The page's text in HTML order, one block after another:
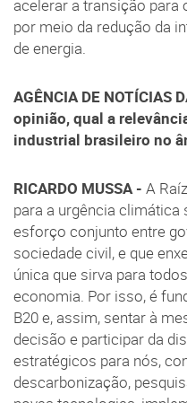
acelerar a transição para
por meio da redução da
de energia.
AGÊNCIA DE NOTÍCIAS
opinião, qual a
industrial brasileiro no
RICARDO MUSSA - A
para a urgência climática
esforço conjunto entre
sociedade civil, e que
única que sirva para
economia. Por isso, é
B20 e, assim, sentar à
decisão e participar da
estratégicos para nós,
descarbonização,